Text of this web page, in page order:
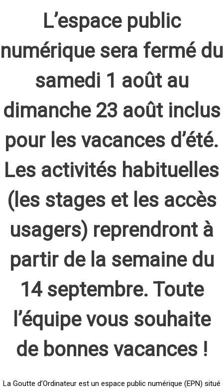
L’espace public
numérique sera fermé du
samedi 1 août au
dimanche 23 août inclus
pour les vacances d’été.
Les activités habituelles
(les stages et les accès
usagers) reprendront à
partir de la semaine du
14 septembre. Toute
l’équipe vous souhaite
de bonnes vacances !
La Goutte d’Ordinateur est un espace public numérique (EPN) situé